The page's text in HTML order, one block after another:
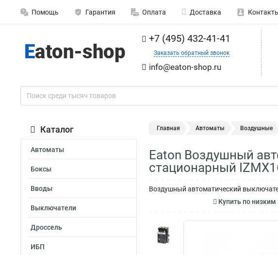
Помощь Гарантия Оплата Доставка
+7 (495) 432-41-41
Заказать обратный звонок
info@eaton-shop.ru
Каталог
Автоматы
Боксы
Вводы
Выключатели
Дроссель
ИБП
Главная Автоматы Воздушные
Eaton Воздушный
стационарный
Воздушный автоматический
Купить по